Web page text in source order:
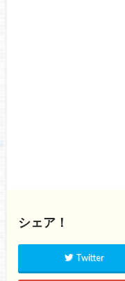
シェア！
Twitter